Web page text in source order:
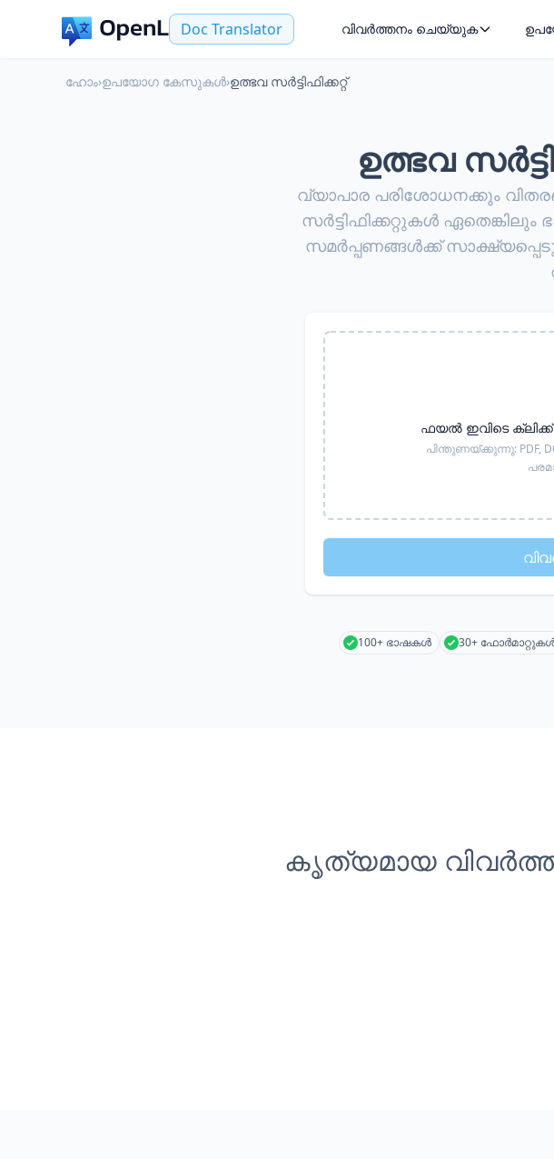
Doc Translator വിവർത്തനം ചെയ്യുക
ഹോം›ഉപയോഗ കേസുകൾ›ഉത്ഭവ സർട്ടിഫിക്കറ്റ്
ഉത്ഭവ
വ്യാപാര പരിശോധനക്കും
സർട്ടിഫിക്കറ്റുകൾ
സമർപ്പണങ്ങൾക്ക്
ഫയൽ ഇവിടെ
പിന്തുണയ്ക്കുന്നു: PDF,
100+ ഭാഷകൾ 30+
കൃത്യമായ